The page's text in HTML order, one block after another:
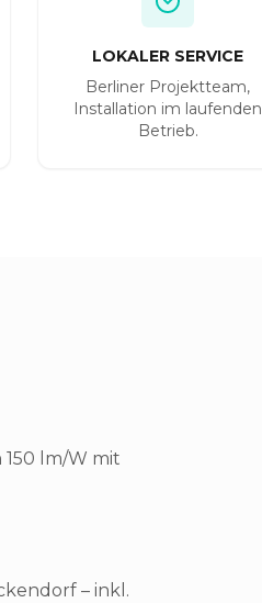
LOKALER SERVICE
Berliner Projektteam,
Installation im laufenden
Betrieb.
lm/W mit
– inkl.